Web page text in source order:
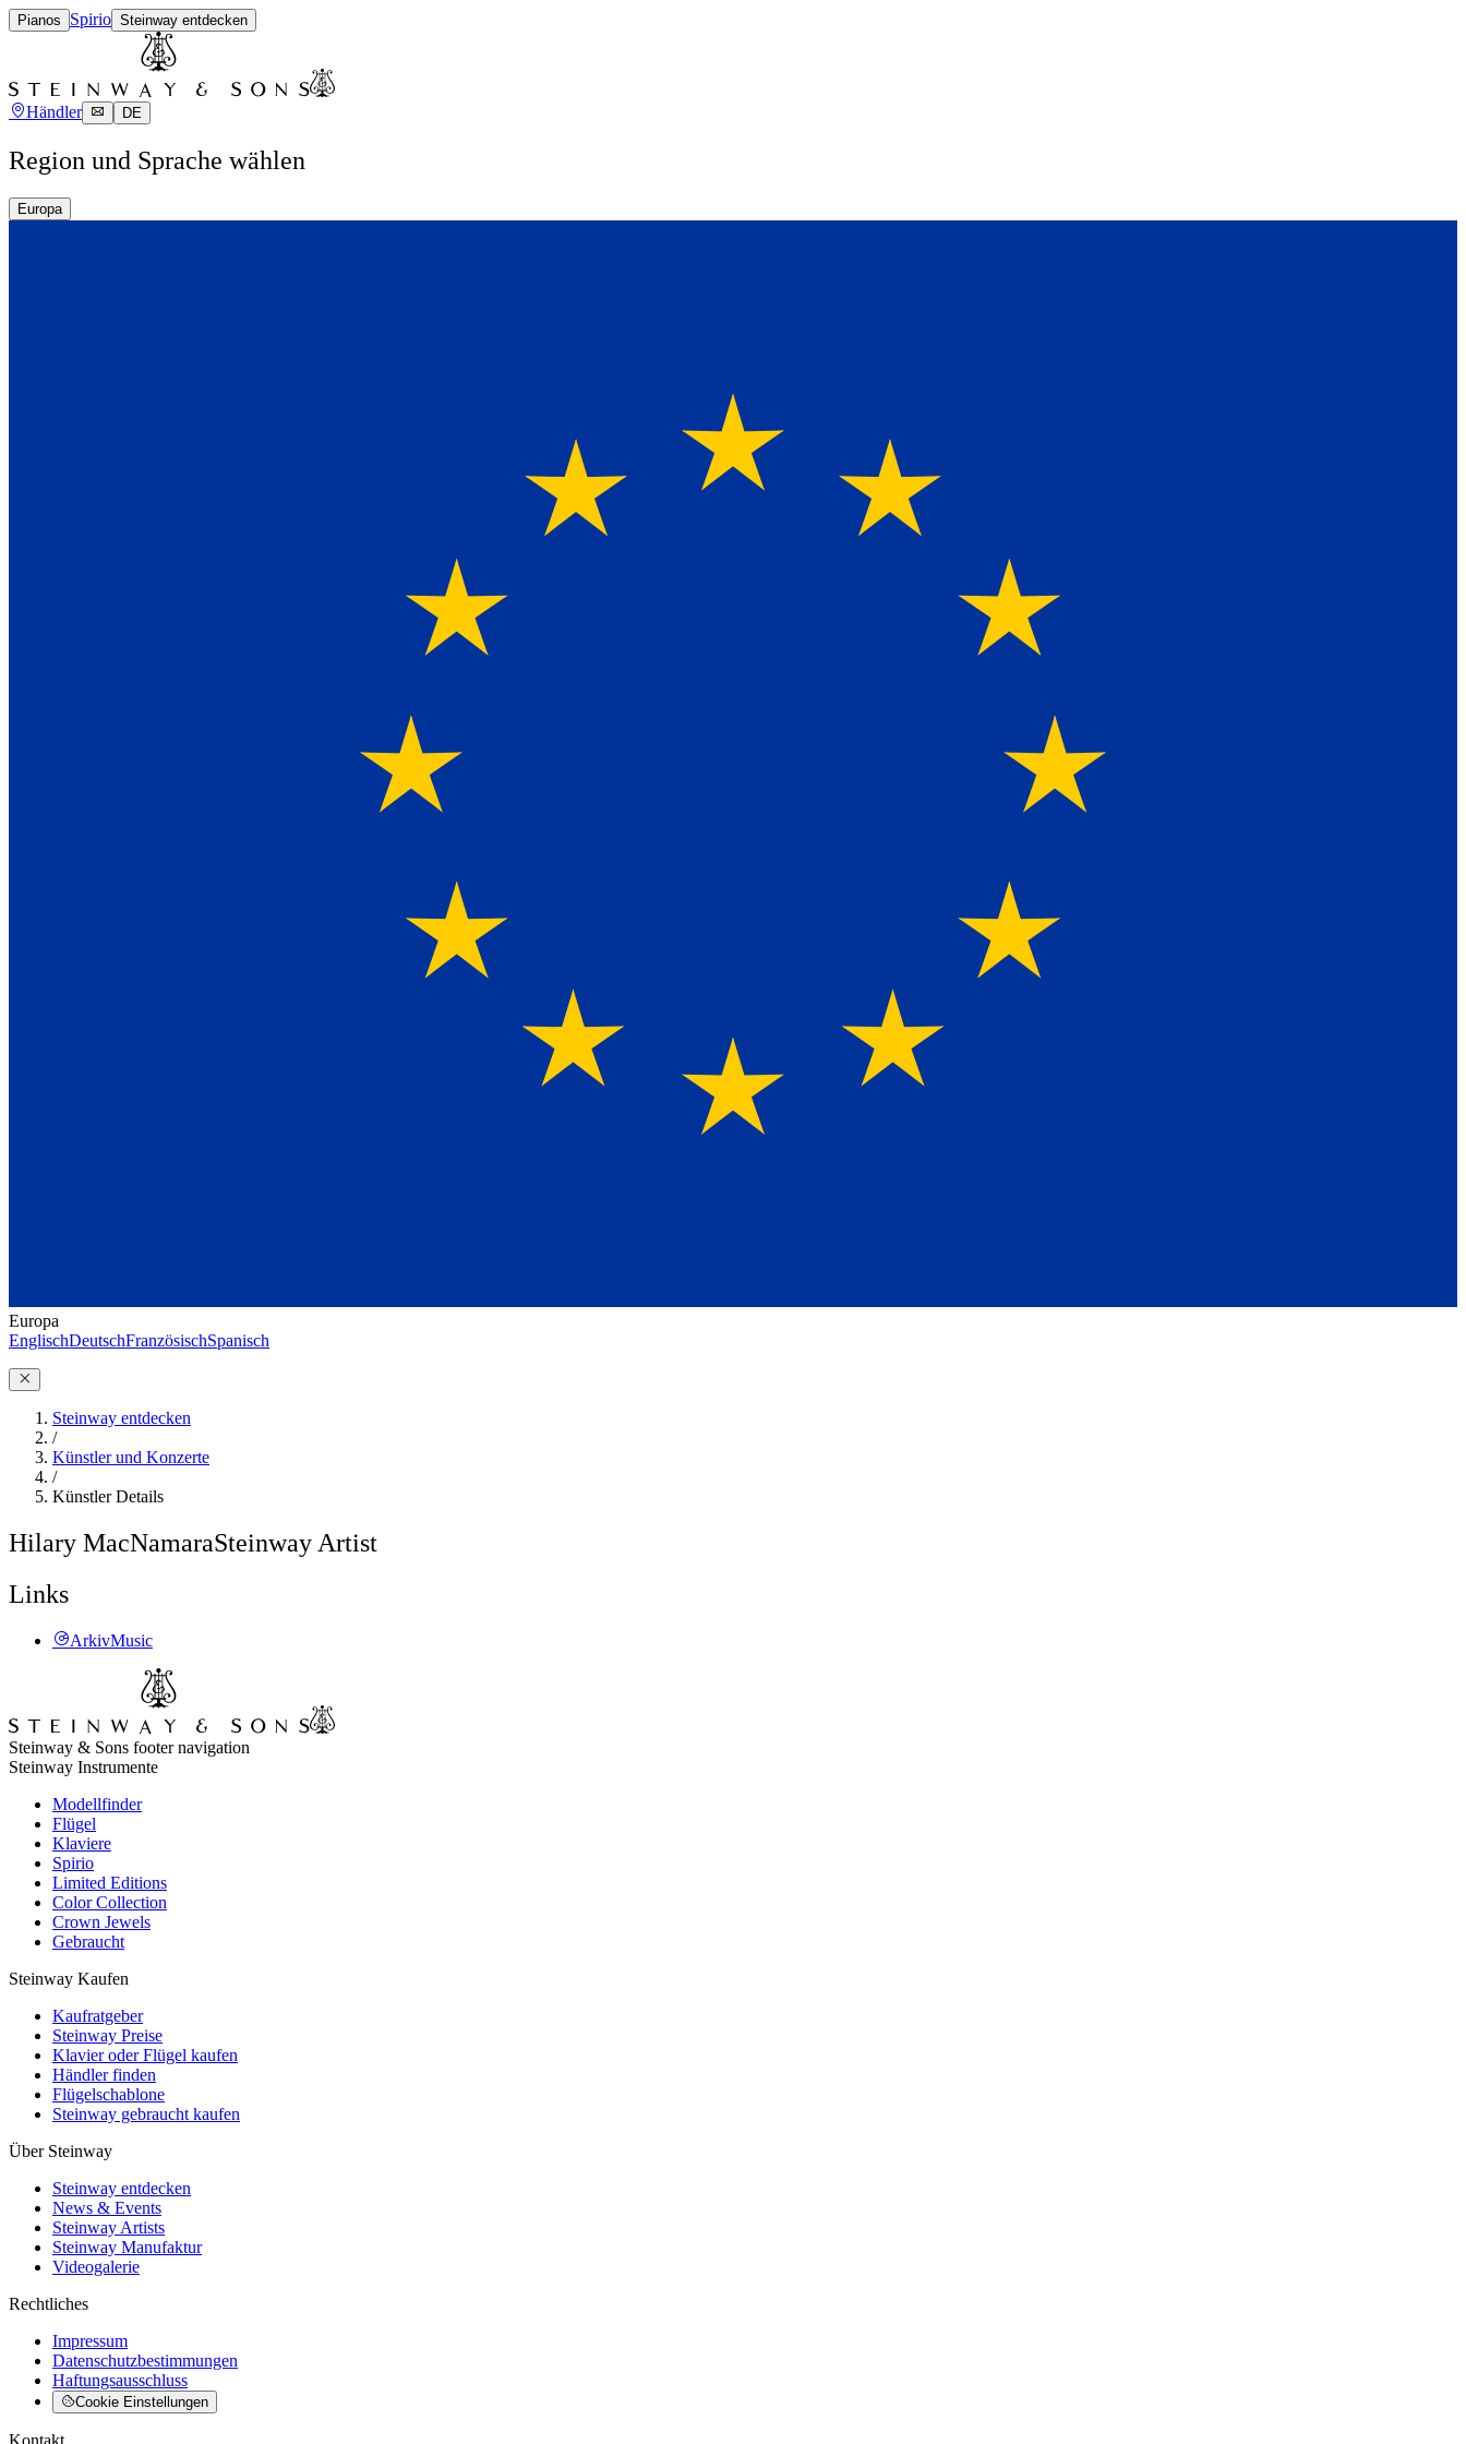
Pianos Spirio Steinway entdecken
Händler DE
Region und Sprache wählen
Europa
Europa
EnglischDeutschFranzösischSpanisch
Steinway entdecken
/
Künstler und Konzerte
/
Künstler Details
Hilary MacNamaraSteinway Artist
Links
ArkivMusic
Steinway & Sons footer navigation
Steinway Instrumente
Modellfinder
Flügel
Klaviere
Spirio
Limited Editions
Color Collection
Crown Jewels
Gebraucht
Steinway Kaufen
Kaufratgeber
Steinway Preise
Klavier oder Flügel kaufen
Händler finden
Flügelschablone
Steinway gebraucht kaufen
Über Steinway
Steinway entdecken
News & Events
Steinway Artists
Steinway Manufaktur
Videogalerie
Rechtliches
Impressum
Datenschutzbestimmungen
Haftungsausschluss
Cookie Einstellungen
Kontakt